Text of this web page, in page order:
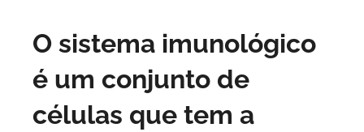
O sistema imunológico
é um conjunto de
células que tem a